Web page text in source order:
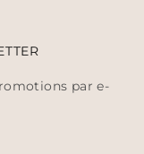
par e-